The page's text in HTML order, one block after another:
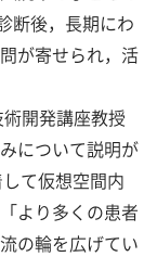
断後，長期にわ
が寄せられ，活
開発講座教授
について説明が
て仮想空間内
より多くの患者
の輪を広げてい